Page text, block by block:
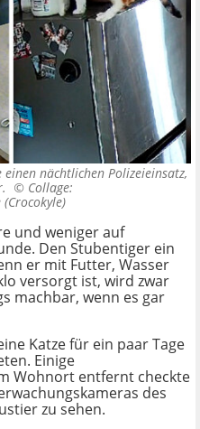
einen nächtlichen Polizeieinsatz,
© Collage:
und weniger auf
Den Stubentiger ein
er mit Futter, Wasser
versorgt ist, wird zwar
machbar, wenn es gar
Katze für ein paar Tage
Einige
Wohnort entfernt checkte
des
zu sehen.